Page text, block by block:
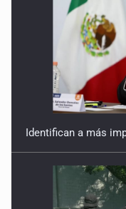
Identifican a más